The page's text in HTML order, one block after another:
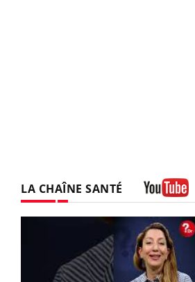
LA CHAÎNE SANTÉ